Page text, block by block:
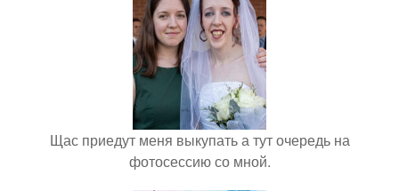
Щас приедут меня выкупать а тут очередь на
фотосессию со мной.